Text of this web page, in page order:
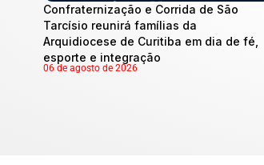
Confraternização e Corrida de São
Tarcísio reunirá famílias da
Arquidiocese de Curitiba em dia de fé,
esporte e integração
06 de agosto de 2026